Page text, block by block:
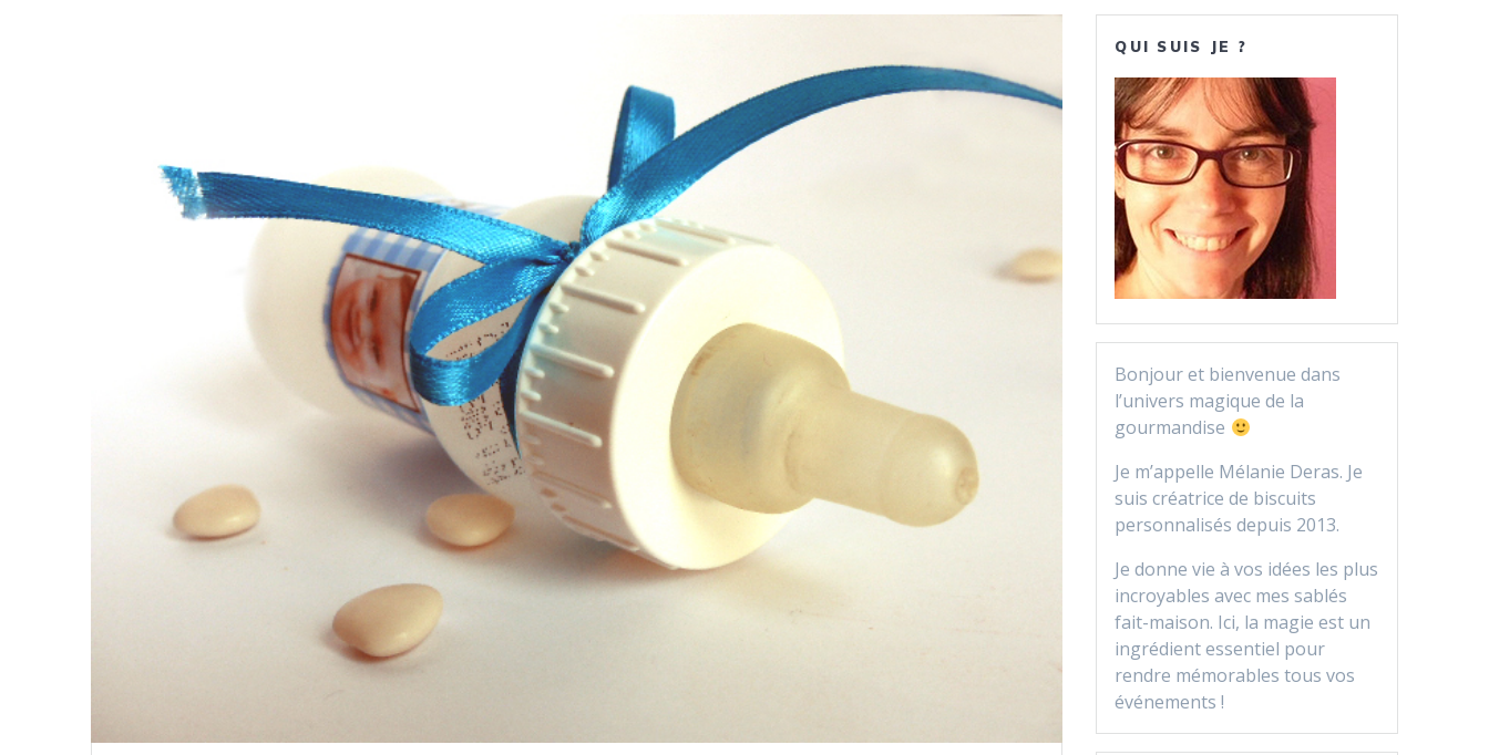
QUI SUIS JE ?
Bonjour et bienvenue dans
l’univers magique de la
gourmandise
Je m’appelle Mélanie Deras. Je
suis créatrice de biscuits
personnalisés depuis 2013.
Je donne vie à vos idées les plus
incroyables avec mes sablés
fait-maison. Ici, la magie est un
ingrédient essentiel pour
rendre mémorables tous vos
événements !